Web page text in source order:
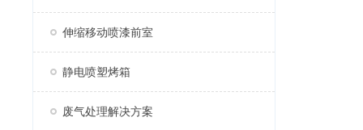
伸缩移动喷漆前室
静电喷塑烤箱
废气处理解决方案